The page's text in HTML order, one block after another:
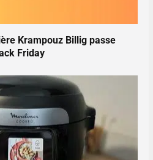
Krampouz Billig passe
Friday